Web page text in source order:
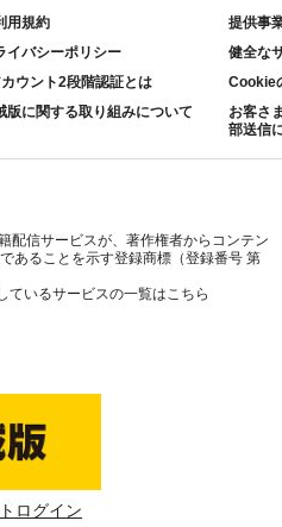
用規約
提供事
イバシーポリシー
健全な
ウント2段階認証とは
Cookie
版に関する取り組みについて
お客さ
部送信
配信サービスが、著作権者からコンテン
あることを示す登録商標（登録番号 第
ているサービスの一覧はこちら
ログイン